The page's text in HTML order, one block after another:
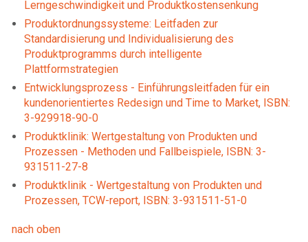
Lerngeschwindigkeit und Produktkostensenkung
Produktordnungssysteme: Leitfaden zur
Standardisierung und Individualisierung des
Produktprogramms durch intelligente
Plattformstrategien
Entwicklungsprozess - Einführungsleitfaden für ein
kundenorientiertes Redesign und Time to Market, ISBN:
3-929918-90-0
Produktklinik: Wertgestaltung von Produkten und
Prozessen - Methoden und Fallbeispiele, ISBN: 3-
931511-27-8
Produktklinik - Wertgestaltung von Produkten und
Prozessen, TCW-report, ISBN: 3-931511-51-0
nach oben